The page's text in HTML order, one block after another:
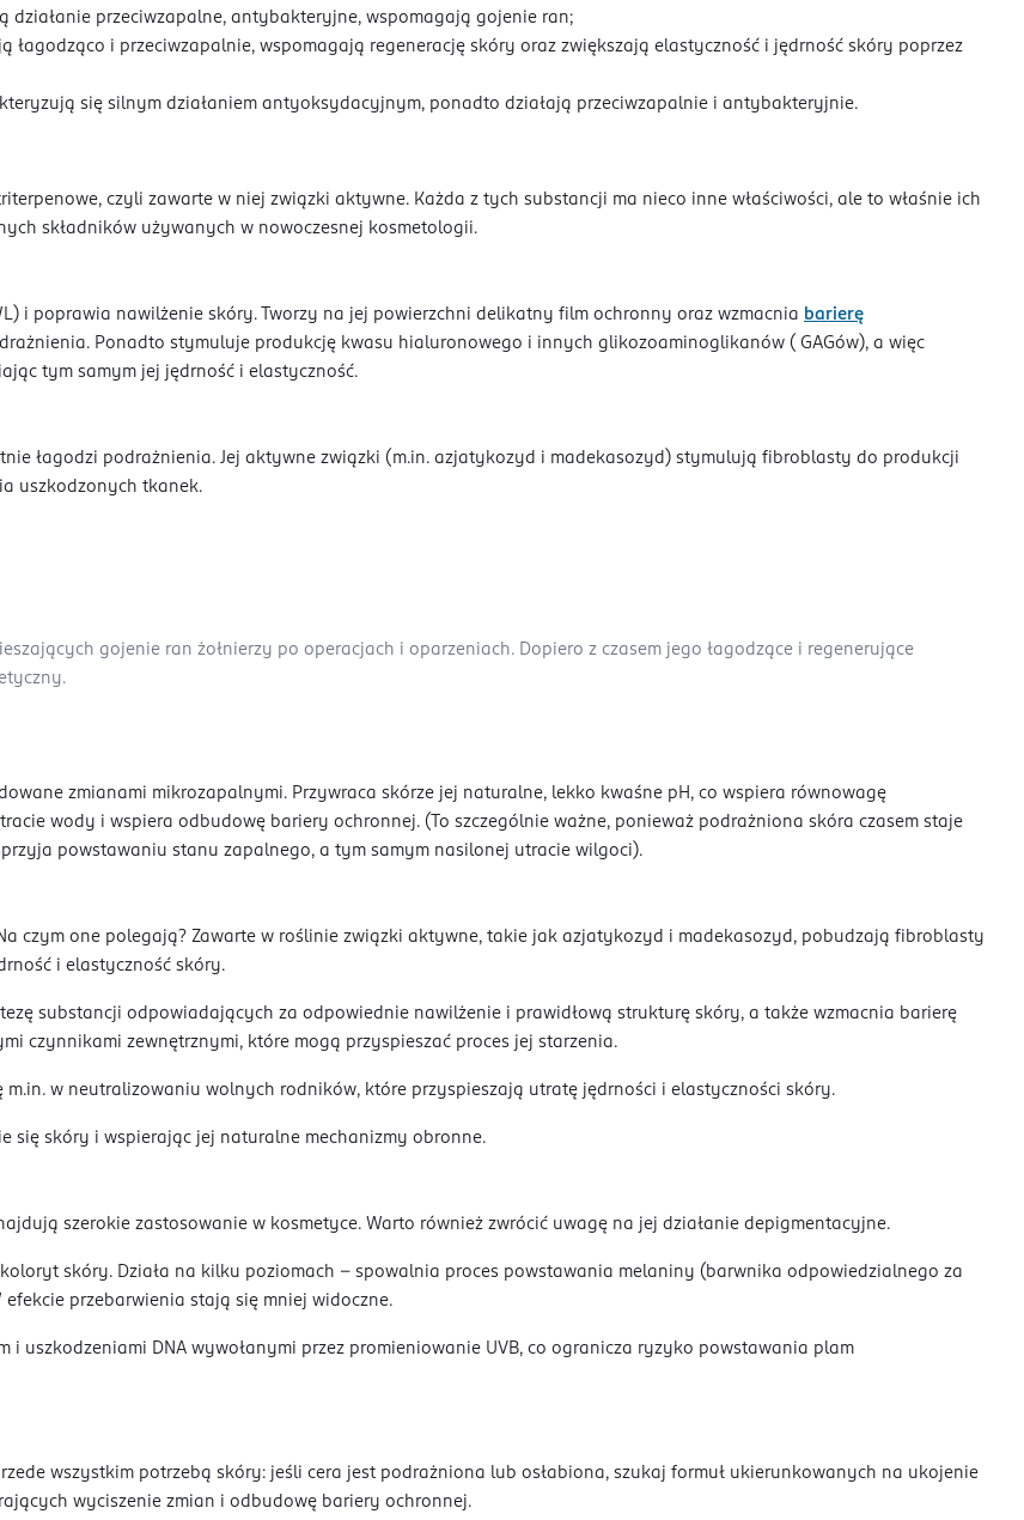
działanie przeciwzapalne, antybakteryjne, wspomagają gojenie ran;
łagodząco i przeciwzapalnie, wspomagają regenerację skóry oraz zwiększają elastyczność i jędrność skóry poprzez
się silnym działaniem antyoksydacyjnym, ponadto działają przeciwzapalnie i antybakteryjnie.
czyli zawarte w niej związki aktywne. Każda z tych substancji ma nieco inne właściwości, ale to właśnie ich
składników używanych w nowoczesnej kosmetologii.
i poprawia nawilżenie skóry. Tworzy na jej powierzchni delikatny film ochronny oraz wzmacnia barierę
Ponadto stymuluje produkcję kwasu hialuronowego i innych glikozoaminoglikanów ( GAGów), a więc
tym samym jej jędrność i elastyczność.
łagodzi podrażnienia. Jej aktywne związki (m.in. azjatykozyd i madekasozyd) stymulują fibroblasty do produkcji
uszkodzonych tkanek.
gojenie ran żołnierzy po operacjach i oparzeniach. Dopiero z czasem jego łagodzące i regenerujące
zmianami mikrozapalnymi. Przywraca skórze jej naturalne, lekko kwaśne pH, co wspiera równowagę
wody i wspiera odbudowę bariery ochronnej. (To szczególnie ważne, ponieważ podrażniona skóra czasem staje
powstawaniu stanu zapalnego, a tym samym nasilonej utracie wilgoci).
czym one polegają? Zawarte w roślinie związki aktywne, takie jak azjatykozyd i madekasozyd, pobudzają fibroblasty
i elastyczność skóry.
substancji odpowiadających za odpowiednie nawilżenie i prawidłową strukturę skóry, a także wzmacnia barierę
czynnikami zewnętrznymi, które mogą przyspieszać proces jej starzenia.
w neutralizowaniu wolnych rodników, które przyspieszają utratę jędrności i elastyczności skóry.
się skóry i wspierając jej naturalne mechanizmy obronne.
szerokie zastosowanie w kosmetyce. Warto również zwrócić uwagę na jej działanie depigmentacyjne.
skóry. Działa na kilku poziomach – spowalnia proces powstawania melaniny (barwnika odpowiedzialnego za
przebarwienia stają się mniej widoczne.
i uszkodzeniami DNA wywołanymi przez promieniowanie UVB, co ogranicza ryzyko powstawania plam
wszystkim potrzebą skóry: jeśli cera jest podrażniona lub osłabiona, szukaj formuł ukierunkowanych na ukojenie
wyciszenie zmian i odbudowę bariery ochronnej.